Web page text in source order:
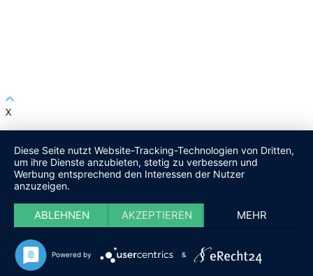
Diese Seite nutzt Website-Tracking-Technologien von Dritten,
um ihre Dienste anzubieten, stetig zu verbessern und
Werbung entsprechend den Interessen der Nutzer
anzuzeigen.
ABLEHNEN AKZEPTIEREN MEHR
Powered by &
X